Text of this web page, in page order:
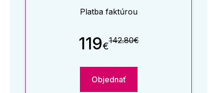
Platba faktúrou
119€142.80€
Objednať